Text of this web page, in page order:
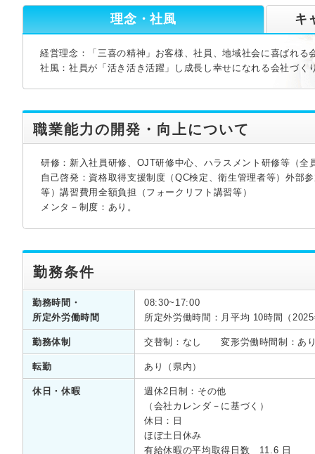
理念・社風 キ
経営理念：「三喜の精神」お客様、社員、地域社会に喜ばれる
社風：社員が「活き活き活躍」し成長し幸せになれる会社づく
職業能力の開発・向上について
研修：新入社員研修、OJT研修中心、ハラスメント研修等（全
自己啓発：資格取得支援制度（QC検定、衛生管理者等）外部
等）講習費用全額負担（フォークリフト講習等）
メンタ－制度：あり。
勤務条件
勤務時間・
所定外労働時間
08:30~17:00
所定外労働時間：月平均 10時間（
勤務体制 交替制：なし 変形労働時間制：あ
転勤 あり（県内）
休日・休暇
週休2日制：その他
（会社カレンダ－に基づく）
休日：日
ほぼ土日休み
有給休暇の平均取得日数 11.6 日